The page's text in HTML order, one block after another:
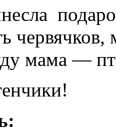
мама —